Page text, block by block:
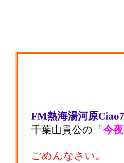
FM熱海湯河原
千葉山貴公の「 今
ごめんなさい。